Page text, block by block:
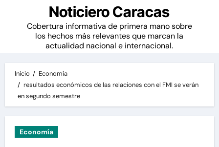
Noticiero Caracas
Cobertura informativa de primera mano sobre
los hechos más relevantes que marcan la
actualidad nacional e internacional.
Inicio
Economía
resultados económicos de las relaciones con el FMI se verán
en segundo semestre
Economía